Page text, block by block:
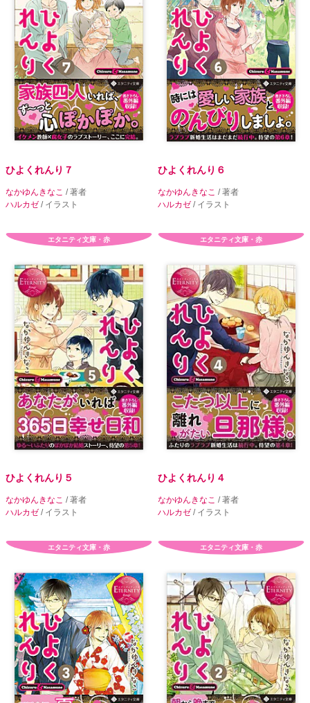
ひよくれんり７
なかゆんきなこ / 著者
ハルカゼ / イラスト
ひよくれんり６
なかゆんきなこ / 著者
ハルカゼ / イラスト
エタニティ文庫・赤
ひよくれんり５
なかゆんきなこ / 著者
ハルカゼ / イラスト
エタニティ文庫・赤
ひよくれんり４
なかゆんきなこ / 著者
ハルカゼ / イラスト
エタニティ文庫・赤 エタニティ文庫・赤